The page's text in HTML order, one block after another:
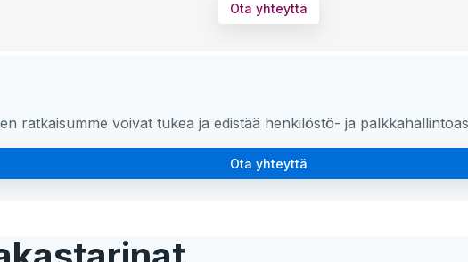
Ota yhteyttä
ratkaisumme voivat tukea ja edistää henkilöstö- ja
Ota yhteyttä